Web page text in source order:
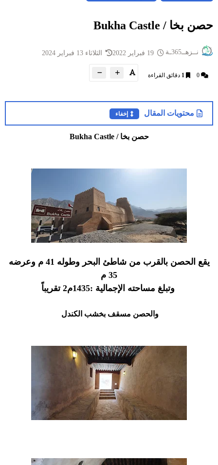
حصن بخا / Bukha Castle
نــزهــ365ـة الثلاثاء 13 فبراير 2024
0
1 دقائق القراءة
محتويات المقال إخفاء
حصن بخا / Bukha Castle
يقع الحصن بالقرب من شاطئ البحر وطوله 41 م وعرضه
35 م
وتبلغ مساحته الإجمالية :1435م2 تقريباً
والحصن مسقف بخشب الكندل